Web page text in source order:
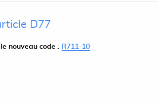
D77
nouveau code : R711-10